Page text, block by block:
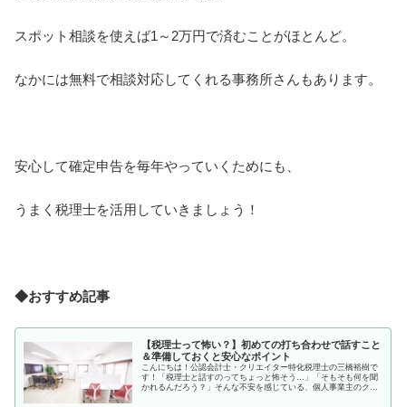
スポット相談を使えば1～2万円で済むことがほとんど。
なかには無料で相談対応してくれる事務所さんもあります。
安心して確定申告を毎年やっていくためにも、
うまく税理士を活用していきましょう！
◆おすすめ記事
【税理士って怖い？】初めての打ち合わせで話すこと
＆準備しておくと安心なポイント
こんにちは！公認会計士・クリエイター特化税理士の三橋裕樹で
す！「税理士と話すのってちょっと怖そう…」「そもそも何を聞
かれるんだろう？」そんな不安を感じている、個人事業主のクリ